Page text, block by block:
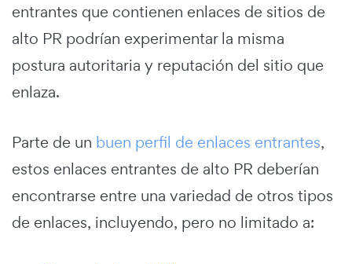
entrantes que contienen enlaces de sitios de
alto PR podrían experimentar la misma
postura autoritaria y reputación del sitio que
enlaza.
Parte de un buen perfil de enlaces entrantes,
estos enlaces entrantes de alto PR deberían
encontrarse entre una variedad de otros tipos
de enlaces, incluyendo, pero no limitado a: